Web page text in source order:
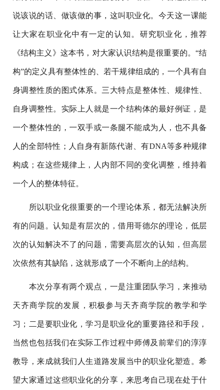
说该说的话、做该做的事，这叫职业化。今天这一课能
让大家在职业化中有一定的认知。研究职业化，推荐
《结构主义》这本书，对大家认识结构是很重要的。“结
构”的定义具有整体性的、若干规律组成的，一个具有自
身调整性质的图式体系。三大特点是整体性、规律性、
自身调整性。实际上人就是一个结构体的最好例证，是
一个整体性的，一双手或一条腿不能成为人，也不具备
人的全部特性；人自身有新陈代谢、有DNA等多种规律
构成；在这些规律上，人内部不同的变化调整，维持着
一个人的整体特征。
所以职业化很重要的一个理论体系，都无法解决所
有的问题。认知是有层次的，借用哥德尔的理论，低层
次的认知解决不了的问题，需要高层次的认知，但高层
次依然有其缺陷，这就形成了一个不断向上的结构。
本次分享有两个观点，一是注重团队学习，来推动
天齐商学院的发展，积极参与天齐商学院的教学和学
习；二是要职业化，学习是职业化的重要路径和手段，
当然也包括我们在实际工作过程中师傅及前辈们的淳淳
教导，来成就我们人生道路发展当中的职业化塑造。希
望大家通过这些职业化的分享，来思考自己现在处于什